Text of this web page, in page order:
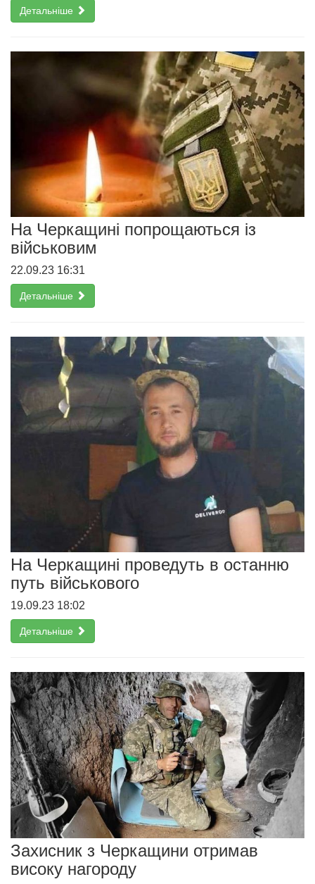
Детальніше
На Черкащині попрощаються із
військовим
22.09.23 16:31
Детальніше
На Черкащині проведуть в останню
путь військового
19.09.23 18:02
Детальніше
Захисник з Черкащини отримав
високу нагороду